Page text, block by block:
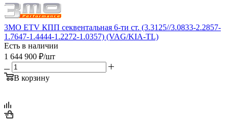
3MO ETV КПП секвентальная 6-ти ст. (3.3125//3.0833-2.2857-
1.7647-1.4444-1.2272-1.0357) (VAG/KIA-TL)
Есть в наличии
1 644 900 ₽/шт
В корзину